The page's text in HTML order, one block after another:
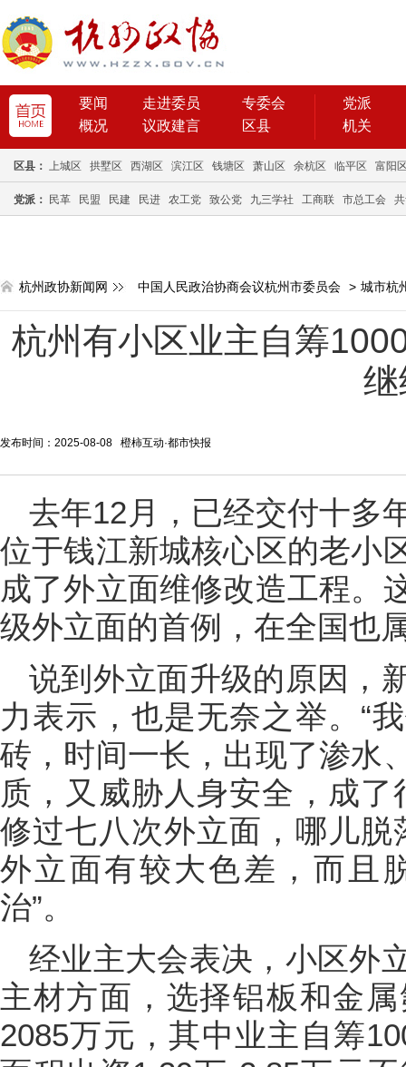
要闻 走进委员
专委会
概况
议政建言 区县
党派
机关
区县： 上城区 拱墅区 西湖区 滨江区 钱塘区 萧山区 余杭区 临平区 富阳
党派： 民革 民盟 民建 民进 农工党 致公党 九三学社 工商联 市总工会
杭州政协新闻网 中国人民政治协商会议杭州市委员会 > 城市杭
杭州有小区业主自筹
发布时间：2025-08-08 橙柿互动·都市快报
去年12月，已经交付十多
位于钱江新城核心区的老小
成了外立面维修改造工程。
级外立面的首例，在全国也
说到外立面升级的原因，
力表示，也是无奈之举。“
砖，时间一长，出现了渗水
质，又威胁人身安全，成
修过七八次外立面，哪儿脱
外立面有较大色差，而且
治”。
经业主大会表决，小区外
主材方面，选择铝板和金
2085万元，其中业主自筹